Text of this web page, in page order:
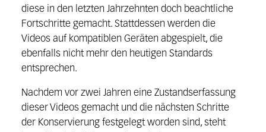
diese in den letzten Jahrzehnten doch beachtliche
Fortschritte gemacht. Stattdessen werden die
Videos auf kompatiblen Geräten abgespielt, die
ebenfalls nicht mehr den heutigen Standards
entsprechen.
Nachdem vor zwei Jahren eine Zustandserfassung
dieser Videos gemacht und die nächsten Schritte
der Konservierung festgelegt worden sind, steht